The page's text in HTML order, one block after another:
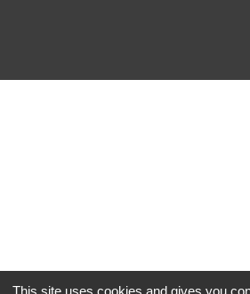
This site uses cookies and gives you